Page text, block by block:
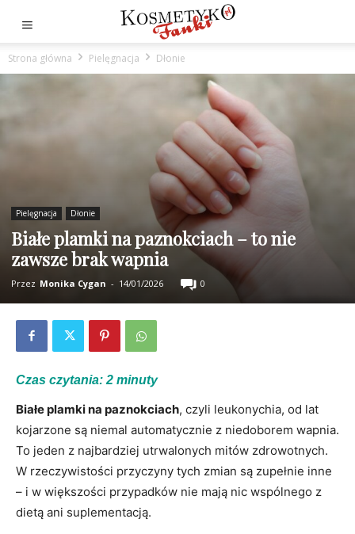
Strona główna Pielęgnacja Dłonie
Pielęgnacja Dłonie
Białe plamki na paznokciach – to nie
zawsze brak wapnia
Przez Monika Cygan - 14/01/2026 0
Czas czytania: 2 minuty
Białe plamki na paznokciach, czyli leukonychia, od lat
kojarzone są niemal automatycznie z niedoborem wapnia.
To jeden z najbardziej utrwalonych mitów zdrowotnych.
W rzeczywistości przyczyny tych zmian są zupełnie inne
– i w większości przypadków nie mają nic wspólnego z
dietą ani suplementacją.